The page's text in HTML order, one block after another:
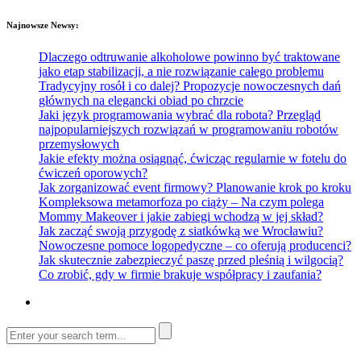
Najnowsze Newsy:
Dlaczego odtruwanie alkoholowe powinno być traktowane
jako etap stabilizacji, a nie rozwiązanie całego problemu
Tradycyjny rosół i co dalej? Propozycje nowoczesnych dań
głównych na elegancki obiad po chrzcie
Jaki język programowania wybrać dla robota? Przegląd
najpopularniejszych rozwiązań w programowaniu robotów
przemysłowych
Jakie efekty można osiągnąć, ćwicząc regularnie w fotelu do
ćwiczeń oporowych?
Jak zorganizować event firmowy? Planowanie krok po kroku
Kompleksowa metamorfoza po ciąży – Na czym polega
Mommy Makeover i jakie zabiegi wchodzą w jej skład?
Jak zacząć swoją przygodę z siatkówką we Wrocławiu?
Nowoczesne pomoce logopedyczne – co oferują producenci?
Jak skutecznie zabezpieczyć paszę przed pleśnią i wilgocią?
Co zrobić, gdy w firmie brakuje współpracy i zaufania?